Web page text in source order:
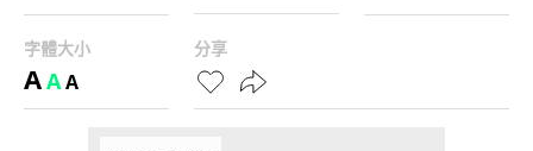
字體大小
AAA
分享